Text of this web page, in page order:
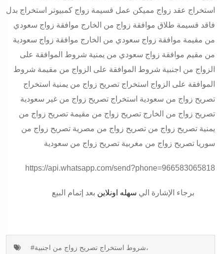
استخراج عقد زواج مميكن عمل قسيمة زواج كمبيوتر استخراج بدل
فاقد قسيمة طلاق موافقة زواج من الخارج موافقة زواج سعودي
من مقيمة موافقة زواج سعودي من الخارج موافقة زواج سعودية
من مقيم موافقة زواج سعودي من يمنية شروط الموافقة على
الزواج من اجنبية شروط الموافقة على الزواج من مقيمة شروط
الموافقة على الزواج استخراج تصريح زواج من يمنية استخراج
تصريح زواج من سعودية استخراج تصريح زواج من غير سعودية
تصريح زواج من الخارج تصريح زواج من مقيمة تصريح زواج من
يمنية تصريح زواج من تصريح زواج من مصرية تصريح زواج من
سوريا تصريح زواج من مغربية تصريح زواج من سعودية
https://api.whatsapp.com/send?phone=966583065818
برجاء الإشارة الي سهله اونلاين بعد إتمام البيع
#شروط استخراج تصريح زواج من اجنبية،